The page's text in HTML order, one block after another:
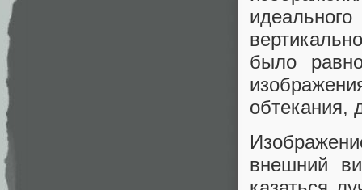
было
обтекания,
внешний